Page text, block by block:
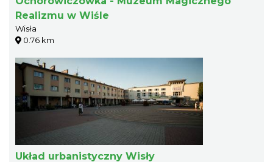
Realizmu w Wiśle
Wisła
0.76 km
Układ urbanistyczny Wisły